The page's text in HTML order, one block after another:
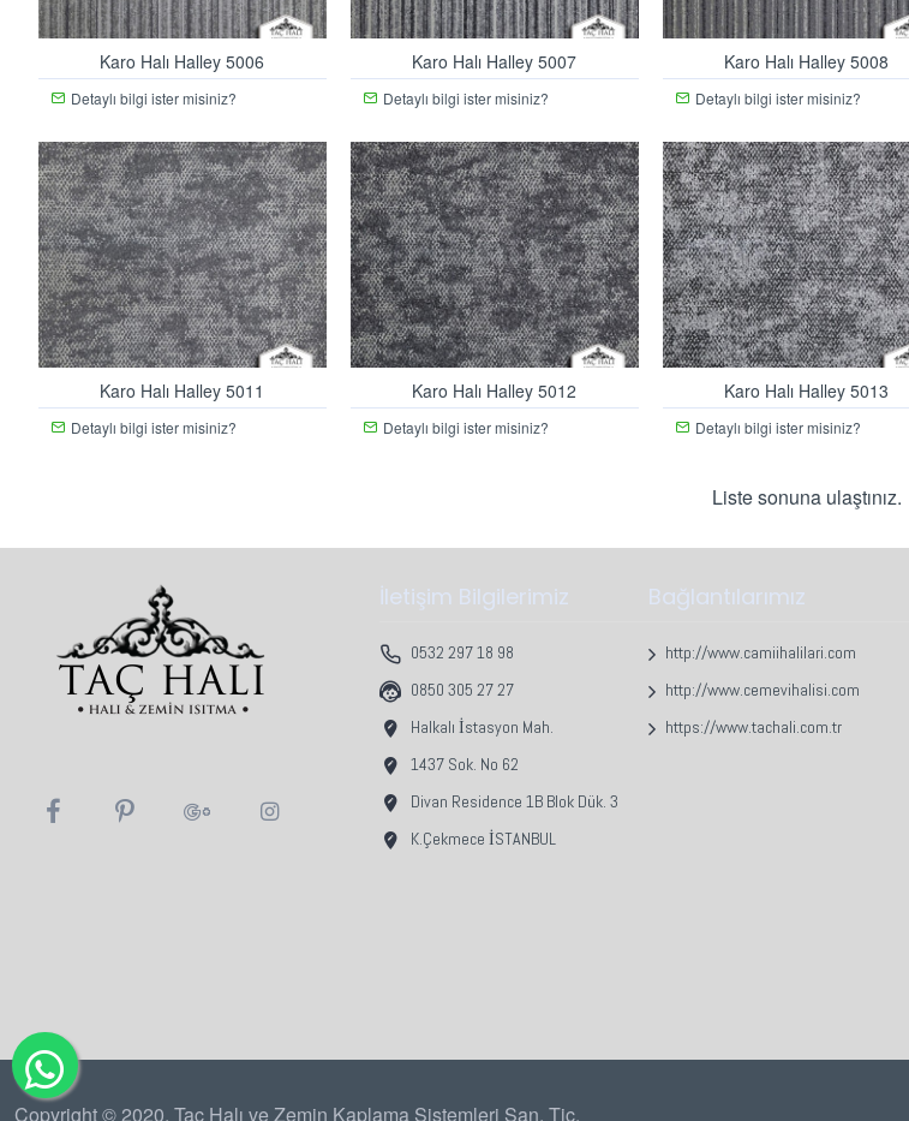
Karo Halı Halley 5006
Detaylı bilgi ister misiniz?
Karo Halı Halley 5007
Detaylı bilgi ister misiniz?
Karo Halı Halley 5008
Detaylı bilgi ister misiniz?
Karo Halı Halley 5011
Detaylı bilgi ister misiniz?
Karo Halı Halley 5012
Detaylı bilgi ister misiniz?
Karo Halı Halley 5013
Detaylı bilgi ister misiniz?
Liste sonuna ulaştınız.
İletişim Bilgilerimiz
0532 297 18 98
0850 305 27 27
Halkalı İstasyon Mah.
1437 Sok. No 62
Divan Residence 1B Blok Dük. 3
K.Çekmece İSTANBUL
Bağlantılarımız
http://www.camiihalilari.com
http://www.cemevihalisi.com
https://www.tachali.com.tr
Copyright © 2020, Taç Halı ve Zemin Kaplama Sistemleri San. Tic.